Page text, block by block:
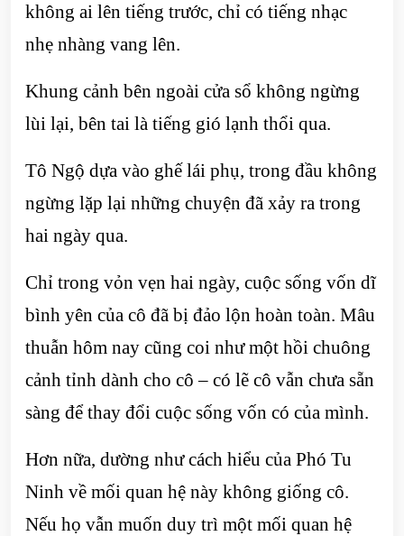
không ai lên tiếng trước, chỉ có tiếng nhạc
nhẹ nhàng vang lên.
Khung cảnh bên ngoài cửa sổ không ngừng
lùi lại, bên tai là tiếng gió lạnh thổi qua.
Tô Ngộ dựa vào ghế lái phụ, trong đầu không
ngừng lặp lại những chuyện đã xảy ra trong
hai ngày qua.
Chỉ trong vỏn vẹn hai ngày, cuộc sống vốn dĩ
bình yên của cô đã bị đảo lộn hoàn toàn. Mâu
thuẫn hôm nay cũng coi như một hồi chuông
cảnh tỉnh dành cho cô – có lẽ cô vẫn chưa sẵn
sàng để thay đổi cuộc sống vốn có của mình.
Hơn nữa, dường như cách hiểu của Phó Tu
Ninh về mối quan hệ này không giống cô.
Nếu họ vẫn muốn duy trì một mối quan hệ